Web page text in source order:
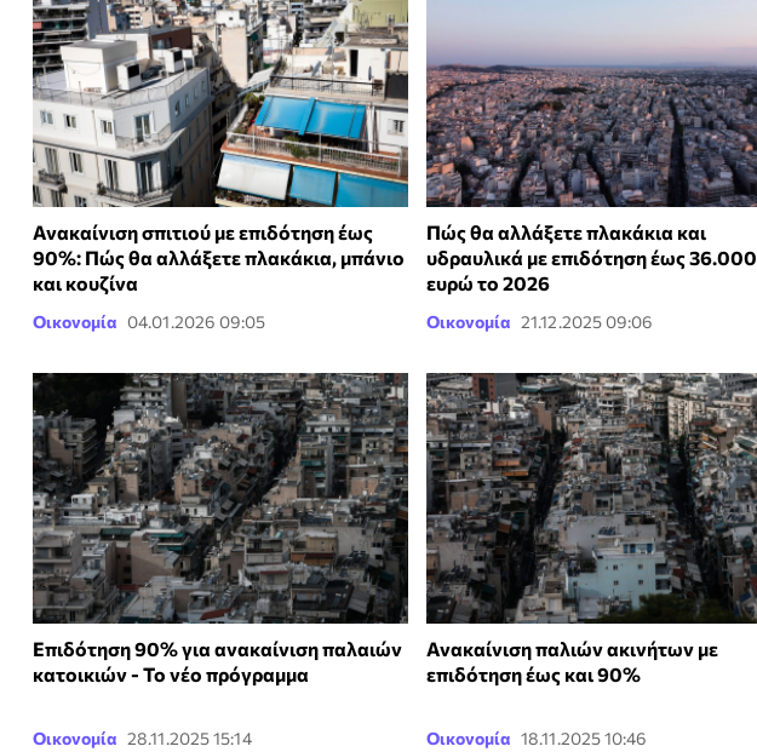
Ανακαίνιση σπιτιού με επιδότηση έως
90%: Πώς θα αλλάξετε πλακάκια, μπάνιο
και κουζίνα
Οικονομία 04.01.2026 09:05
Πώς θα αλλάξετε πλακάκια και
υδραυλικά με επιδότηση έως 36.000
ευρώ το 2026
Οικονομία 21.12.2025 09:06
Επιδότηση 90% για ανακαίνιση παλαιών
κατοικιών - Το νέο πρόγραμμα
Οικονομία 28.11.2025 15:14
Ανακαίνιση παλιών ακινήτων με
επιδότηση έως και 90%
Οικονομία 18.11.2025 10:46